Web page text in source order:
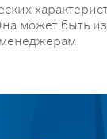
может быть